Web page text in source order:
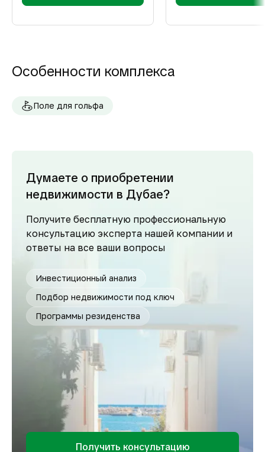
Особенности комплекса
Поле для гольфа
Думаете о приобретении
недвижимости в Дубае?
Получите бесплатную профессиональную
консультацию эксперта нашей компании и
ответы на все ваши вопросы
Инвестиционный анализ
Подбор недвижимости под ключ
Программы резиденства
Получить консультацию